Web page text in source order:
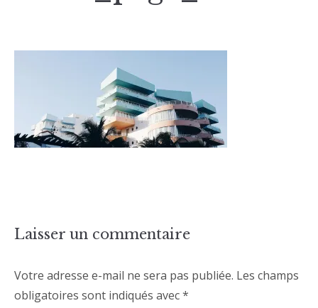
Laisser un commentaire
Votre adresse e-mail ne sera pas publiée. Les champs
obligatoires sont indiqués avec*